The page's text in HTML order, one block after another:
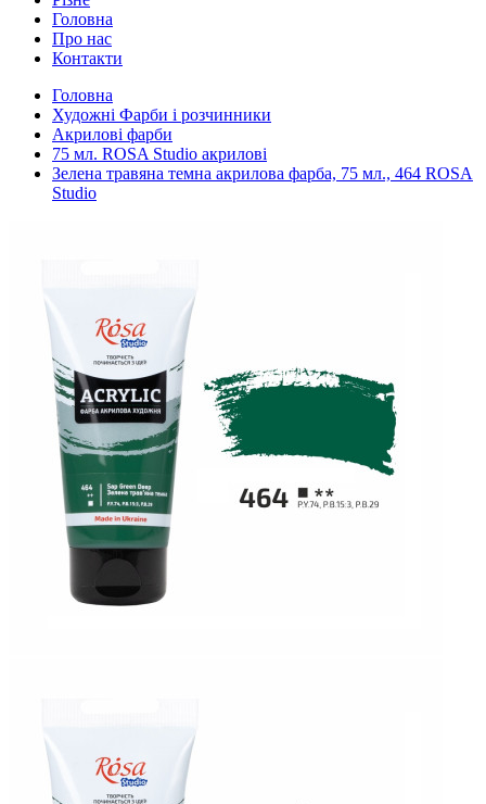
Головна
Про нас
Контакти
Головна
Художні Фарби і розчинники
Акрилові фарби
75 мл. ROSA Studio акрилові
Зелена травяна темна акрилова фарба, 75 мл., 464 ROSA
Studio